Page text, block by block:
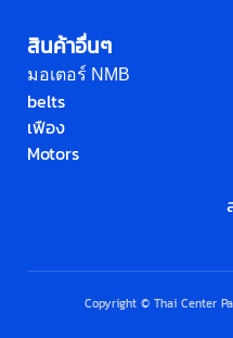
สินค้าอื่นๆ
มอเตอร์ NMB
belts
เฟือง
Motors
Copyright © Thai Center